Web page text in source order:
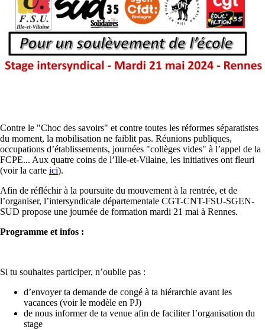
Contre le "Choc des savoirs" et contre toutes les réformes séparatistes
du moment, la mobilisation ne faiblit pas. Réunions publiques,
occupations d’établissements, journées "collèges vides" à l’appel de la
FCPE... Aux quatre coins de l’Ille-et-Vilaine, les initiatives ont fleuri
(voir la carte ici).
Afin de réfléchir à la poursuite du mouvement à la rentrée, et de
l’organiser, l’intersyndicale départementale CGT-CNT-FSU-SGEN-
SUD propose une journée de formation mardi 21 mai à Rennes.
Programme et infos :
Si tu souhaites participer, n’oublie pas :
d’envoyer ta demande de congé à ta hiérarchie avant les
vacances (voir le modèle en PJ)
de nous informer de ta venue afin de faciliter l’organisation du
stage